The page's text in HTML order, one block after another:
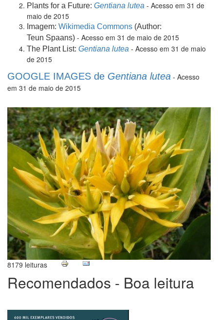
Plants for a Future: Gentiana lutea - Acesso em 31 de
maio de 2015
Imagem: Wikimedia Commons (Author:
Teun Spaans) - Acesso em 31 de maio de 2015
The Plant List: Gentiana lutea - Acesso em 31 de maio
de 2015
GOOGLE IMAGES de Gentiana lutea - Acesso
em 31 de maio de 2015
8179 leituras
Recomendados - Boa leitura